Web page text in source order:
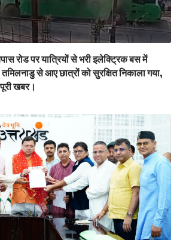
रोड पर यात्रियों से भरी इलेक्ट्रिक बस में
से आए छात्रों को सुरक्षित निकाला गया,
खबर।